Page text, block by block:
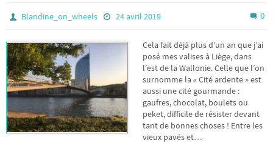
Blandine_on_wheels 24 avril 2019 0
Cela fait déjà plus d’un an que j’ai
posé mes valises à Liège, dans
l’est de la Wallonie. Celle que l’on
surnomme la « Cité ardente » est
aussi une cité gourmande :
gaufres, chocolat, boulets ou
peket, difficile de résister devant
tant de bonnes choses ! Entre les
vieux pavés et…